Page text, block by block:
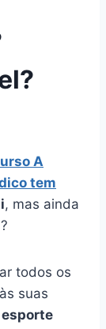
A
tem
, mas ainda
todos os
suas